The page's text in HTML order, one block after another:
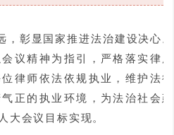
，彰显国家推进法治建设决心。
议精神为指引，严格落实律所
律师依法依规执业，维护法律
正的执业环境，为法治社会建
大会议目标实现。